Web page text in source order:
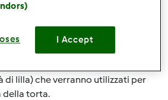
stampini, ricavare tanti
al centro di ogni fiorellino un
di lilla) che verranno utilizzati per
della torta.
I Accept